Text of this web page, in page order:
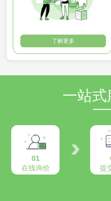
了解更多
一站式
01
在线询价
提